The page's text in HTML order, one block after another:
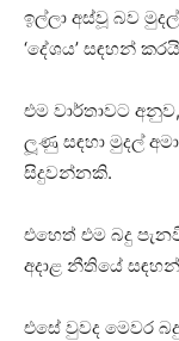
ඉල්ලා අස්වූ බව
‘දේශය’ සඳහන්
එම වාර්තාවට
ලූණු සඳහා මුදල්
සිදුවන්නකි.
එහෙත් එම බදු
අදාළ නීතියේ
එසේ වුවද මෙවර